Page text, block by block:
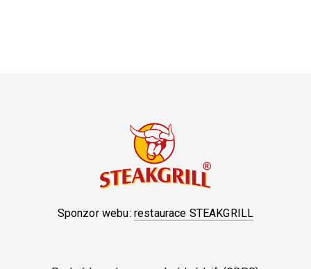
Sponzor webu: restaurace STEAKGRILL